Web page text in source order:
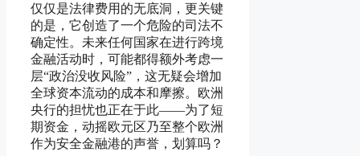
仅仅是法律费用的无底洞，更关键
的是，它创造了一个危险的司法不
确定性。未来任何国家在进行跨境
金融活动时，可能都得额外考虑一
层“政治没收风险”，这无疑会增加
全球资本流动的成本和摩擦。欧洲
央行的担忧也正在于此——为了短
期资金，动摇欧元区乃至整个欧洲
作为安全金融港的声誉，划算吗？